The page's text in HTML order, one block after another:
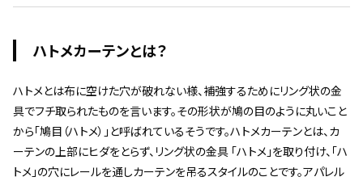
ハトメカーテンとは？
ハトメとは布に空けた穴が破れない様、補強するためにリング状の金
具でフチ取られたものを言います。その形状が鳩の目のように丸いこと
から「鳩目（ハトメ）」と呼ばれているそうです。ハトメカーテンとは、カ
ーテンの上部にヒダをとらず、リング状の金具 「ハトメ」を取り付け、「ハ
トメ」の穴にレールを通しカーテンを吊るスタイルのことです。アパレル